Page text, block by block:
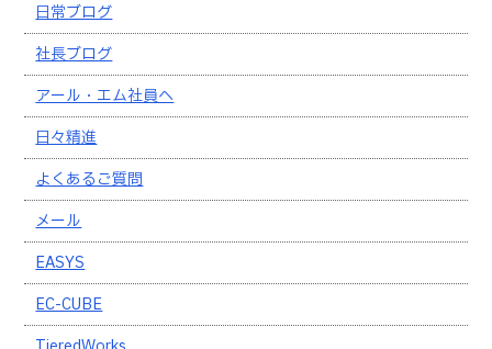
日常ブログ
社長ブログ
アール・エム社員へ
日々精進
よくあるご質問
メール
EASYS
EC-CUBE